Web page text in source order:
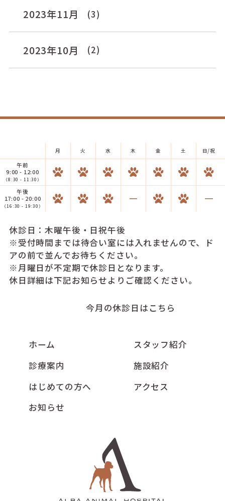
2023年11月 (3)
2023年10月 (2)
月 火 水 木 金 土 日/祝
午前
9:00 - 12:00
（8:30 - 11:30）
午後
17:00 - 20:00
（16:30 - 19:30）
休診日：木曜午後・日祝午後
※受付時間までは待合い室には入れませんので、ド
アの前で並んでお待ちください。
※月曜日が不定期で休診日となります。
休日詳細は下記お知らせよりご確認ください。
今月の休診日はこちら
ホーム
スタッフ紹介
診療案内
施設紹介
はじめての方へ
アクセス
お知らせ